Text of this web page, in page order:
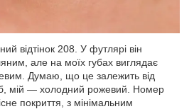
відтінок 208. У футлярі він
але на моїх губах виглядає
Думаю, що це залежить від
мій — холодний рожевий. Номер
покриття, з мінімальним